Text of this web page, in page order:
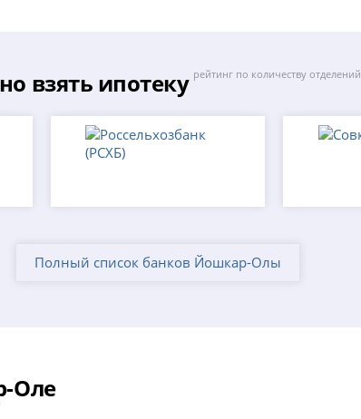
взять ипотеку рейтинг по количеству отделений
Полный список банков Йошкар-Олы
Оле